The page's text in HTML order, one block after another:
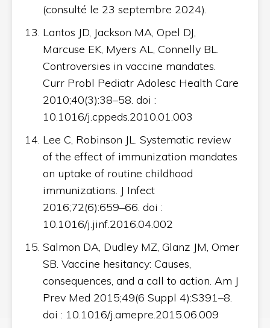
(consulté le 23 septembre 2024).
Lantos JD, Jackson MA, Opel DJ,
Marcuse EK, Myers AL, Connelly BL.
Controversies in vaccine mandates.
Curr Probl Pediatr Adolesc Health Care
2010;40(3):38–58. doi :
10.1016/j.cppeds.2010.01.003
Lee C, Robinson JL. Systematic review
of the effect of immunization mandates
on uptake of routine childhood
immunizations. J Infect
2016;72(6):659–66. doi :
10.1016/j.jinf.2016.04.002
Salmon DA, Dudley MZ, Glanz JM, Omer
SB. Vaccine hesitancy: Causes,
consequences, and a call to action. Am J
Prev Med 2015;49(6 Suppl 4):S391–8.
doi : 10.1016/j.amepre.2015.06.009